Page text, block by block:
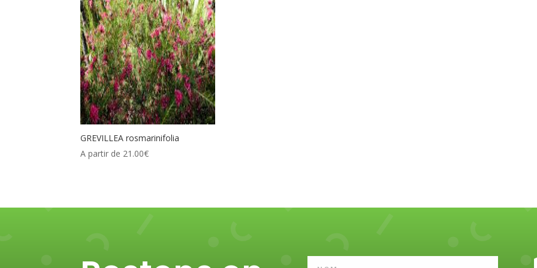
GREVILLEA rosmarinifolia
A partir de 21.00€